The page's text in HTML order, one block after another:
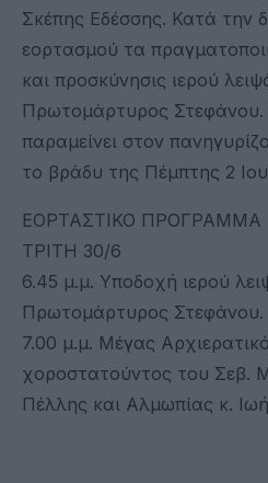
Σκέπης Εδέσσης. Κατά την
εορτασμού τα
και προσκύνησις ιερού
Πρωτομάρτυρος Στεφάνου.
παραμείνει στον
το βράδυ της Πέμπτης 2
ΕΟΡΤΑΣΤΙΚΟ ΠΡΟΓΡΑΜΜΑ
ΤΡΙΤΗ 30/6
6.45 μ.μ. Υποδοχή ιερού
Πρωτομάρτυρος Στεφάνου.
7.00 μ.μ. Μέγας
χοροστατούντος του Σεβ.
Πέλλης και Αλμωπίας κ.